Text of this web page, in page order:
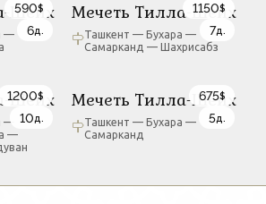
Шейх
—
590$
6д.
Мечеть Тилла-Шейх
Ташкент — Бухара —
Самарканд — Шахрисабз
1150$
7д.
Шейх
—
—
1200$
10д.
Мечеть Тилла-Шейх
Ташкент — Бухара —
Самарканд
675$
5д.